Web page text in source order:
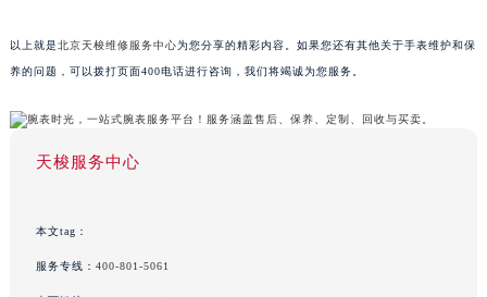
以上就是北京天梭维修服务中心为您分享的精彩内容。如果您还有其他关于手表维护和保
养的问题，可以拨打页面400电话进行咨询，我们将竭诚为您服务。
天梭服务中心
本文tag：
服务专线： 400-801-5061